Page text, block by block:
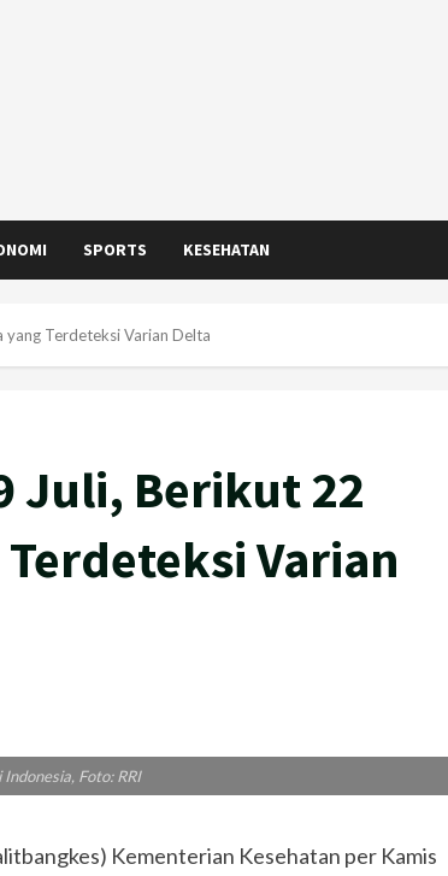
SPORTS KESEHATAN
Terdeteksi Varian Delta
Juli, Berikut 22
Varian
Foto: RRI
Kementerian Kesehatan per Kamis